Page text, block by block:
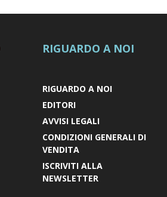
RIGUARDO A NOI
RIGUARDO A NOI
EDITORI
AVVISI LEGALI
CONDIZIONI GENERALI DI
VENDITA
ISCRIVITI ALLA
NEWSLETTER